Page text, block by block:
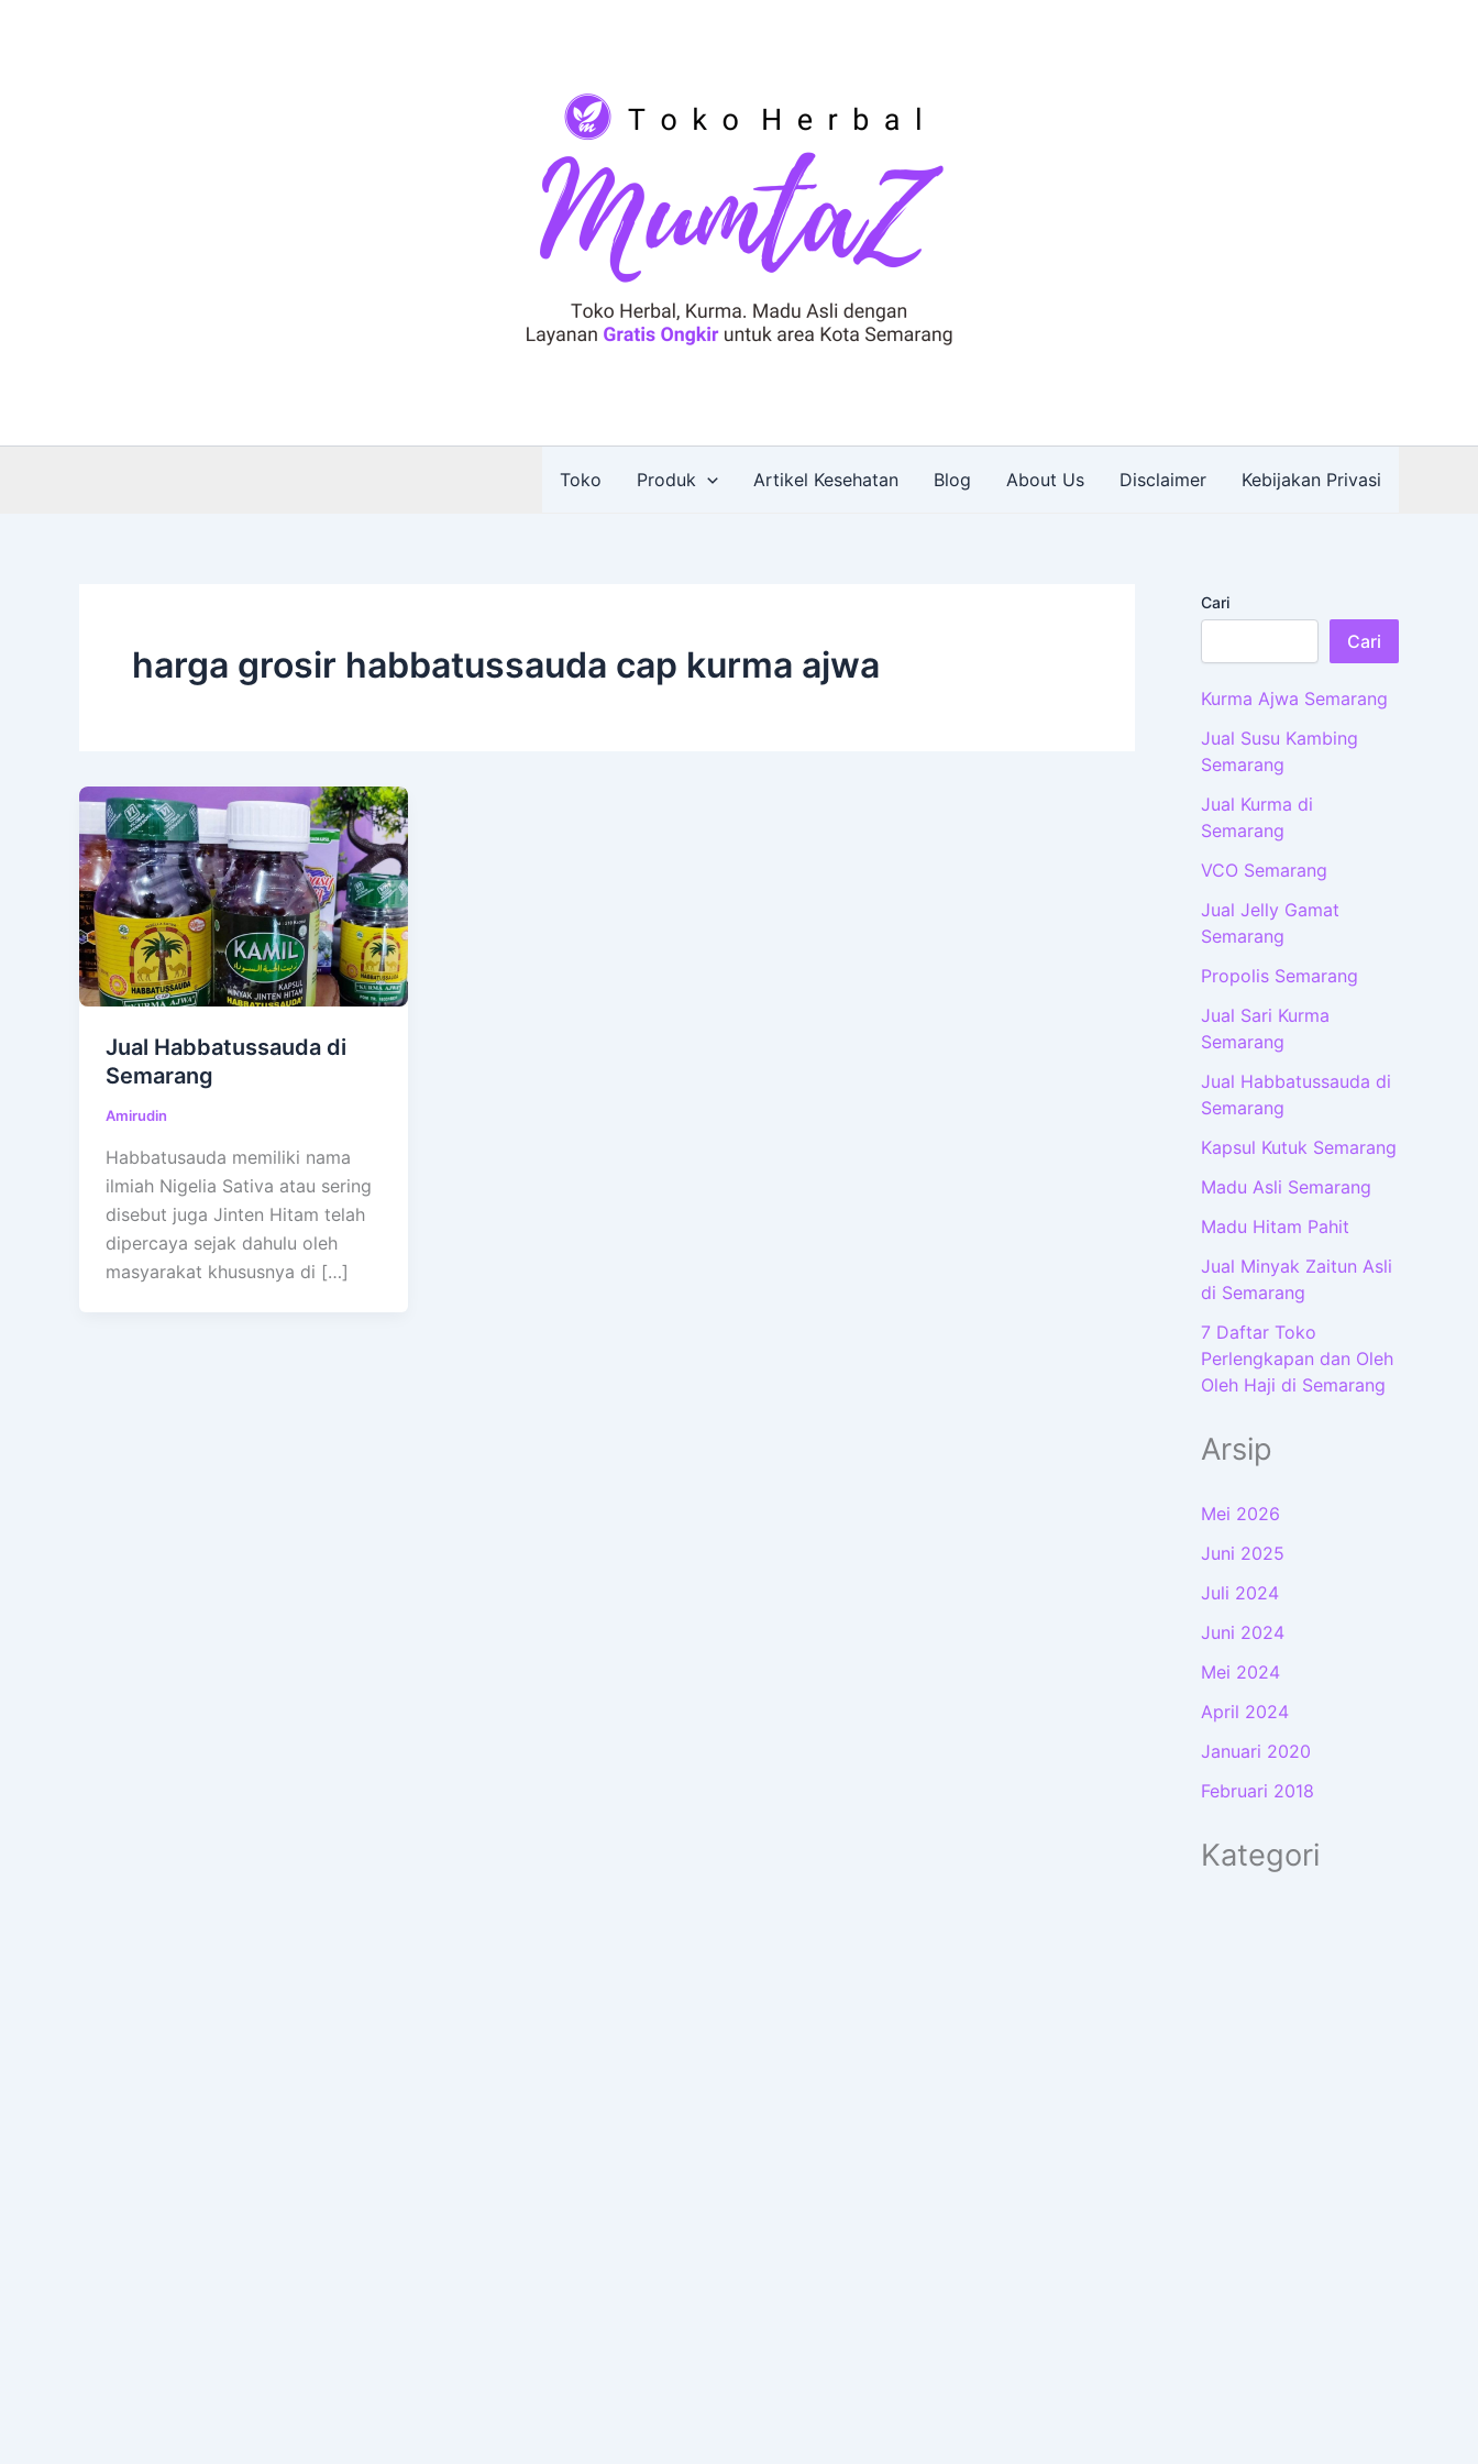
Toko Produk Artikel Kesehatan Blog About Us Disclaimer Kebijakan Privasi
harga grosir habbatussauda cap kurma ajwa
Jual Habbatussauda di
Semarang
Amirudin
Habbatusauda memiliki nama
ilmiah Nigelia Sativa atau sering
disebut juga Jinten Hitam telah
dipercaya sejak dahulu oleh
masyarakat khususnya di […]
Cari
Cari
Kurma Ajwa Semarang
Jual Susu Kambing
Semarang
Jual Kurma di
Semarang
VCO Semarang
Jual Jelly Gamat
Semarang
Propolis Semarang
Jual Sari Kurma
Semarang
Jual Habbatussauda di
Semarang
Kapsul Kutuk Semarang
Madu Asli Semarang
Madu Hitam Pahit
Jual Minyak Zaitun Asli
di Semarang
7 Daftar Toko
Perlengkapan dan Oleh
Oleh Haji di Semarang
Arsip
Mei 2026
Juni 2025
Juli 2024
Juni 2024
Mei 2024
April 2024
Januari 2020
Februari 2018
Kategori